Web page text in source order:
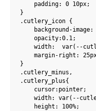
    padding: 0 10px;
}
.cutlery_icon {
background-
    opacity:0.1;
width:  var(--
margin-right:
}
.cutlery_minus,
.cutlery_plus{
    cursor:pointer;
width: var(--
    height: 100%;